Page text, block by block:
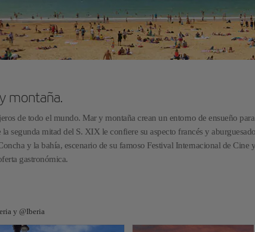
montaña.
de todo el mundo. Mar y montaña crean un entorno de ensueño para
segunda mitad del S. XIX le confiere su aspecto francés y
y la bahía, escenario de su famoso Festival Internacional de Cine
gastronómica.
y @Iberia